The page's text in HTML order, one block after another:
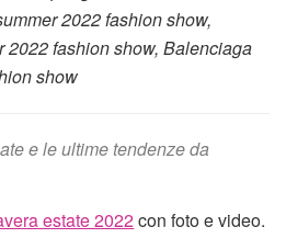
2022 fashion show,
2022 fashion show, Balenciaga
show
e le ultime tendenze da
estate 2022con foto e video.